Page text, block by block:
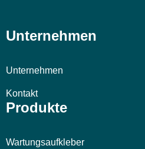
Unternehmen
Unternehmen
Kontakt
Produkte
Wartungsaufkleber